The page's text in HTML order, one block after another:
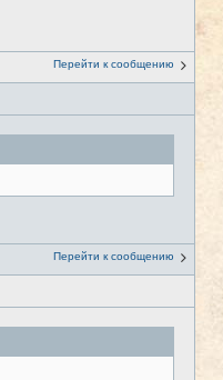
Перейти к сообщению
Перейти к сообщению